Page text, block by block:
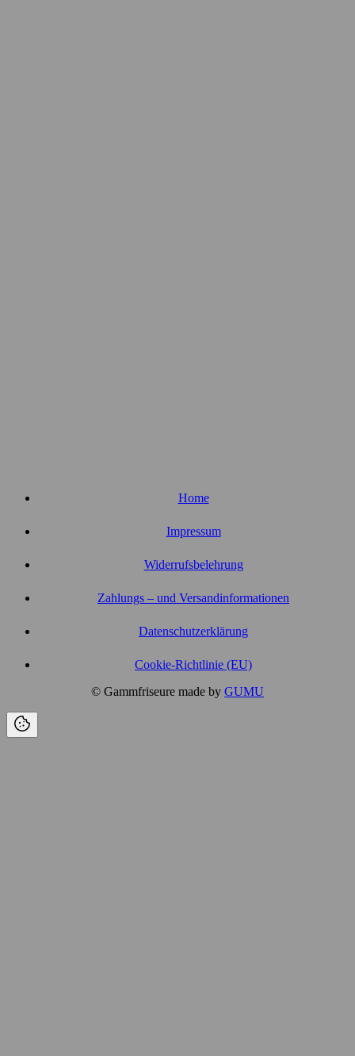
Home
Impressum
Widerrufsbelehrung
Zahlungs – und Versandinformationen
Datenschutzerklärung
Cookie-Richtlinie (EU)
© Gammfriseure made by GUMU